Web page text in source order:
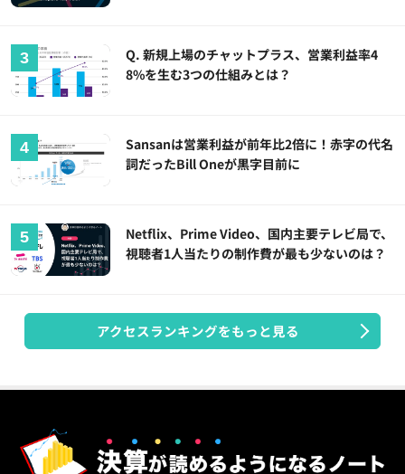
Q. 新規上場のチャットプラス、営業利益率4
8%を生む3つの仕組みとは？
Sansanは営業利益が前年比2倍に！赤字の代名
詞だったBill Oneが黒字目前に
Netflix、Prime Video、国内主要テレビ局で、
視聴者1人当たりの制作費が最も少ないのは？
アクセスランキングをもっと見る